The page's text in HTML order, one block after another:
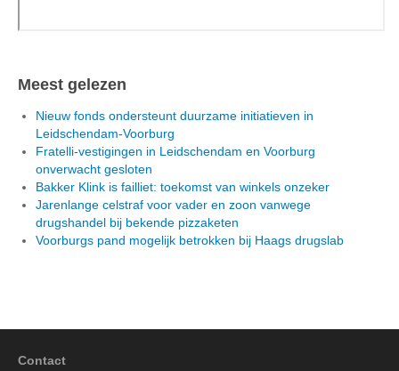
Meest gelezen
Nieuw fonds ondersteunt duurzame initiatieven in
Leidschendam-Voorburg
Fratelli-vestigingen in Leidschendam en Voorburg
onverwacht gesloten
Bakker Klink is failliet: toekomst van winkels onzeker
Jarenlange celstraf voor vader en zoon vanwege
drugshandel bij bekende pizzaketen
Voorburgs pand mogelijk betrokken bij Haags drugslab
Contact